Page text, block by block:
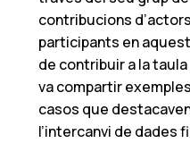
contribucions
participants en
de contribuir a la
va compartir
casos que
l’intercanvi de dades